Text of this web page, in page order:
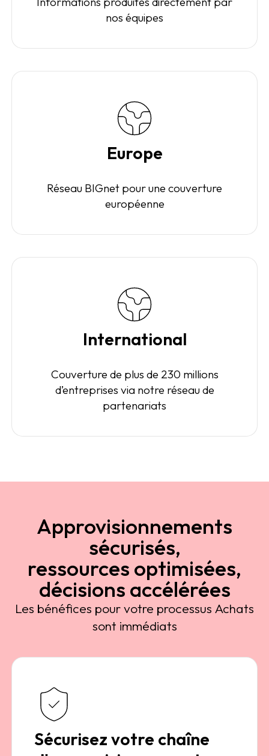
nos équipes
Europe
Réseau BIGnet pour une couverture
européenne
International
Couverture de plus de 230 millions
d’entreprises via notre réseau de
partenariats
Approvisionnements
sécurisés,
ressources optimisées,
décisions accélérées
Les bénéfices pour votre processus Achats
sont immédiats
Sécurisez votre chaîne